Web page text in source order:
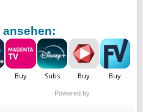
ansehen:
Powered by